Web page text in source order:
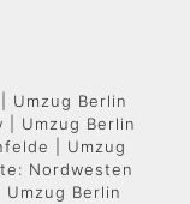
Umzug Berlin
| Umzug Berlin
| Umzug
Nordwesten
Berlin